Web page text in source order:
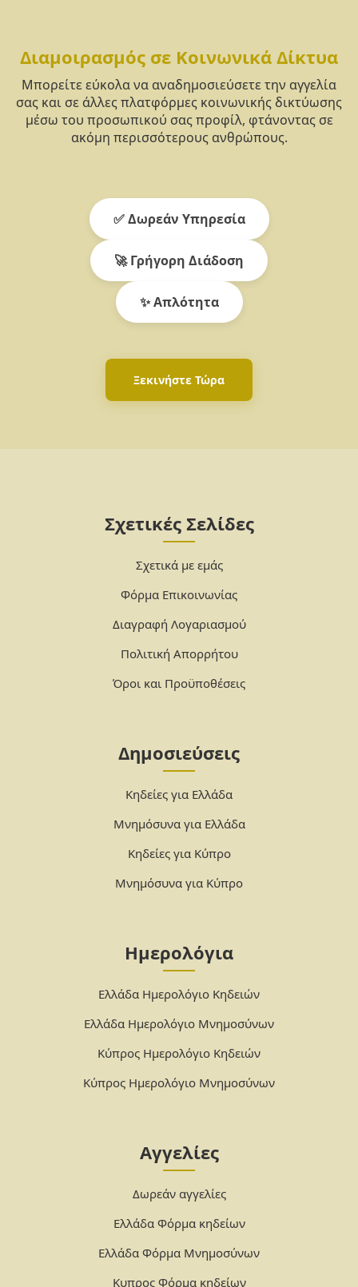
Διαμοιρασμός σε Κοινωνικά Δίκτυα
Μπορείτε εύκολα να αναδημοσιεύσετε την αγγελία
σας και σε άλλες πλατφόρμες κοινωνικής δικτύωσης
μέσω του προσωπικού σας προφίλ, φτάνοντας σε
ακόμη περισσότερους ανθρώπους.
✅ Δωρεάν Υπηρεσία
🚀 Γρήγορη Διάδοση
✨ Απλότητα
Ξεκινήστε Τώρα
Σχετικές Σελίδες
Σχετικά με εμάς
Φόρμα Επικοινωνίας
Διαγραφή Λογαριασμού
Πολιτική Απορρήτου
Όροι και Προϋποθέσεις
Δημοσιεύσεις
Κηδείες για Ελλάδα
Μνημόσυνα για Ελλάδα
Κηδείες για Κύπρο
Μνημόσυνα για Κύπρο
Ημερολόγια
Ελλάδα Ημερολόγιο Κηδειών
Ελλάδα Ημερολόγιο Μνημοσύνων
Κύπρος Ημερολόγιο Κηδειών
Κύπρος Ημερολόγιο Μνημοσύνων
Αγγελίες
Δωρεάν αγγελίες
Ελλάδα Φόρμα κηδείων
Ελλάδα Φόρμα Μνημοσύνων
Κυπρος Φόρμα κηδείων